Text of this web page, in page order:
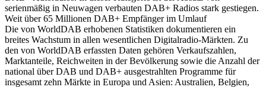
serienmäßig in Neuwagen verbauten DAB+ Radios stark gestiegen.
Weit über 65 Millionen DAB+ Empfänger im Umlauf
Die von WorldDAB erhobenen Statistiken dokumentieren ein
breites Wachstum in allen wesentlichen Digitalradio-Märkten. Zu
den von WorldDAB erfassten Daten gehören Verkaufszahlen,
Marktanteile, Reichweiten in der Bevölkerung sowie die Anzahl der
national über DAB und DAB+ ausgestrahlten Programme für
insgesamt zehn Märkte in Europa und Asien: Australien, Belgien,